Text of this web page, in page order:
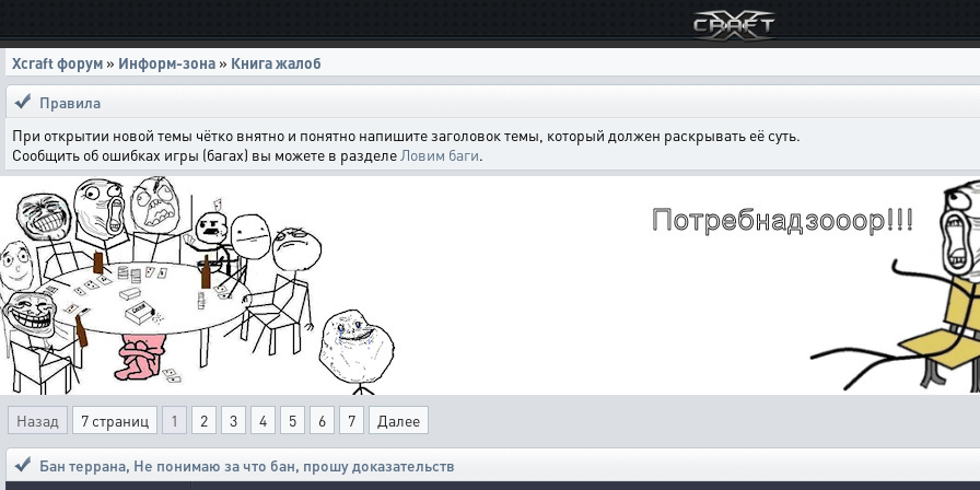
Xcraft форум » Информ-зона » Книга жалоб
Правила
При открытии новой темы чётко внятно и понятно напишите заголовок темы, который должен раскрывать её суть.
Сообщить об ошибках игры (багах) вы можете в разделе Ловим баги.
Назад 7 страниц 1 2 3 4 5 6 7 Далее
Бан террана, Не понимаю за что бан, прошу доказательств